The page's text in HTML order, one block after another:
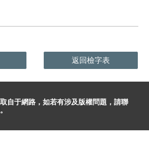
返回檢字表
自于網路，如若有涉及版權問題 ，請聯